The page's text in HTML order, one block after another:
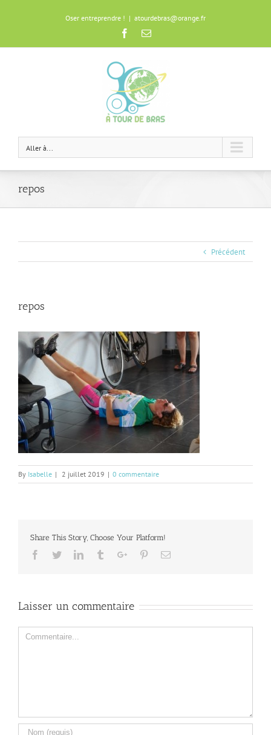
Oser entreprendre ! | atourdebras@orange.fr
Facebook
Email
Aller à...
repos
Précédent
repos
By Isabelle | 2 juillet 2019 | 0 commentaire
Share This Story, Choose Your Platform!
Facebook
TwitterLinkedinTumblrGoogle+PinterestEmail
Laisser un commentaire
Comment